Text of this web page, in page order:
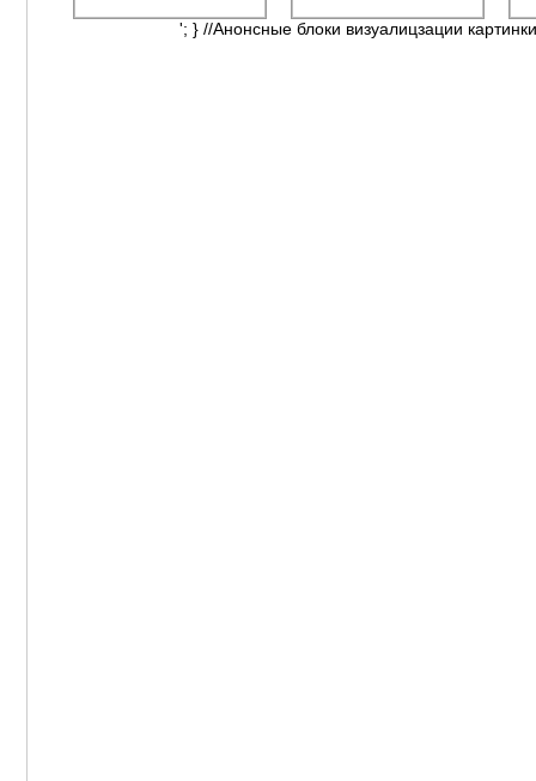
'; } //Анонсные блоки визуалицзации